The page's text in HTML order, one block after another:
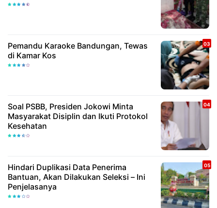
Pemandu Karaoke Bandungan, Tewas
di Kamar Kos
Soal PSBB, Presiden Jokowi Minta
Masyarakat Disiplin dan Ikuti Protokol
Kesehatan
Hindari Duplikasi Data Penerima
Bantuan, Akan Dilakukan Seleksi – Ini
Penjelasanya